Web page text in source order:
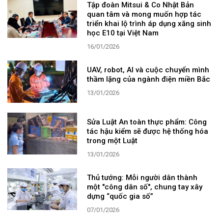
Tập đoàn Mitsui & Co Nhật Bản
quan tâm và mong muốn hợp tác
triển khai lộ trình áp dụng xăng sinh
học E10 tại Việt Nam
16/01/2026
UAV, robot, AI và cuộc chuyển mình
thầm lặng của ngành điện miền Bắc
13/01/2026
Sửa Luật An toàn thực phẩm: Công
tác hậu kiểm sẽ được hệ thống hóa
trong một Luật
13/01/2026
Thủ tướng: Mỗi người dân thành
một "công dân số", chung tay xây
dựng “quốc gia số”
07/01/2026